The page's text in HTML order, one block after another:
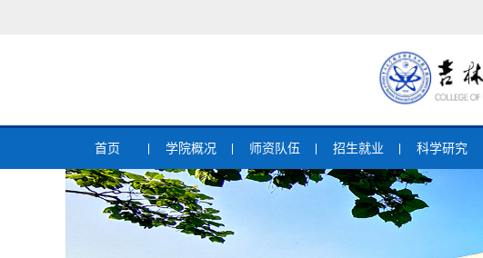
首页 学院概况 师资队伍 招生就业 科学研究